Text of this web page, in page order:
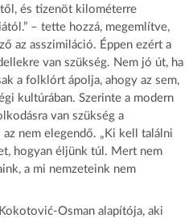
és tizenöt kilométerre
– tette hozzá, megemlítve,
az asszimiláció. Éppen ezért a
van szükség. Nem jó út, ha
a folklórt ápolja, ahogy az sem,
kultúrában. Szerinte a modern
van szükség a
nem elegendő. „Ki kell találni
hogyan éljünk túl. Mert nem
a mi nemzeteink nem
Osman alapítója, aki